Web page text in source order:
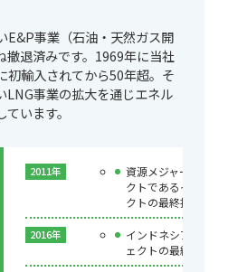
E&P事業（石油・天然ガス開
撤退済みです。1969年に当社
初輸入されてから50年超。そ
LNG事業の拡大を通じエネル
います。
2011年
資源メジャーが参加
クトであるインド
クトの最終投資決定
2016年
インドネシア タン
ェクトの最終投資決